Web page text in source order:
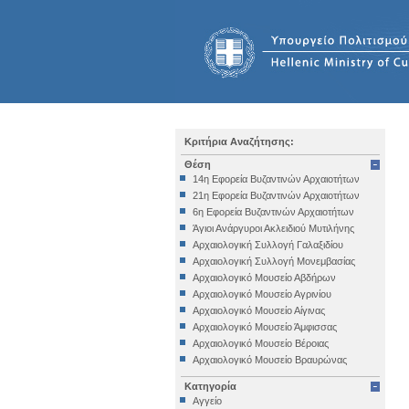
Κριτήρια Αναζήτησης:
Θέση
14η Εφορεία Βυζαντινών Αρχαιοτήτων
21η Εφορεία Βυζαντινών Αρχαιοτήτων
6η Εφορεία Βυζαντινών Αρχαιοτήτων
Άγιοι Ανάργυροι Ακλειδιού Μυτιλήνης
Αρχαιολογική Συλλογή Γαλαξιδίου
Αρχαιολογική Συλλογή Μονεμβασίας
Αρχαιολογικό Μουσείο Αβδήρων
Αρχαιολογικό Μουσείο Αγρινίου
Αρχαιολογικό Μουσείο Αίγινας
Αρχαιολογικό Μουσείο Άμφισσας
Αρχαιολογικό Μουσείο Βέροιας
Αρχαιολογικό Μουσείο Βραυρώνας
Αρχαιολογικό Μουσείο Δελφών
Αρχαιολογικό Μουσείο Ηγουμενίτσας
Κατηγορία
Αγγείο